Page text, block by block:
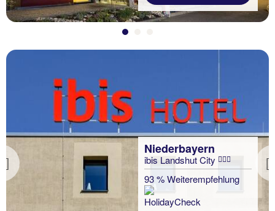
Previous
Niederbayern
ibis Landshut City
93 % Weiterempfehlung